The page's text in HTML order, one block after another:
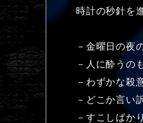
時計の秒針を
－金曜日の夜
－人に酔うの
－わずかな殺
－どこか言い
－すこしばか